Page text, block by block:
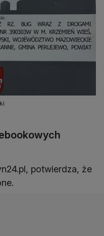
potwierdza, że